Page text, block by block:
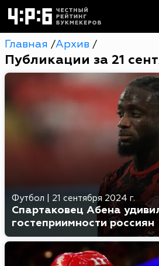
Главная /Архив /
Публикации за 21
Футбол 21 сентября 2024 г.
Спартаковец Абена
гостеприимности россиян